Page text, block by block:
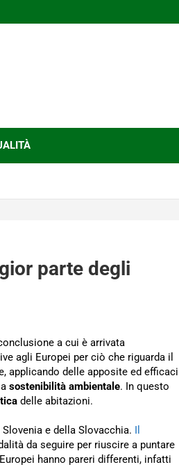
parte degli
a cui è arrivata
agli Europei per ciò che riguarda il
applicando delle apposite ed efficaci
sostenibilità ambientale. In questo
delle abitazioni.
e della Slovacchia. Il
da seguire per riuscire a puntare
hanno pareri differenti, infatti